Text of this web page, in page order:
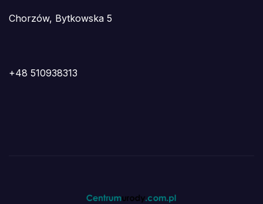
Chorzów, Bytkowska 5
+48 510938313